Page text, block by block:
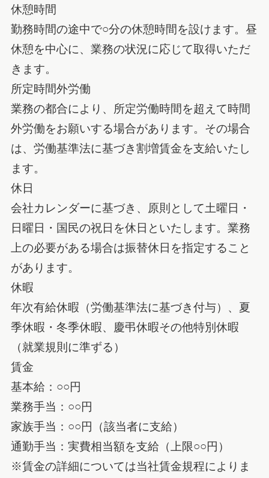
休憩時間
勤務時間の途中で○分の休憩時間を設けます。昼
休憩を中心に、業務の状況に応じて取得いただ
きます。
所定時間外労働
業務の都合により、所定労働時間を超えて時間
外労働をお願いする場合があります。その場合
は、労働基準法に基づき割増賃金を支給いたし
ます。
休日
会社カレンダーに基づき、原則として土曜日・
日曜日・国民の祝日を休日といたします。業務
上の必要がある場合は振替休日を指定すること
があります。
休暇
年次有給休暇（労働基準法に基づき付与）、夏
季休暇・冬季休暇、慶弔休暇その他特別休暇
（就業規則に準ずる）
賃金
基本給：○○円
業務手当：○○円
家族手当：○○円（該当者に支給）
通勤手当：実費相当額を支給（上限○○円）
※賃金の詳細については当社賃金規程によりま